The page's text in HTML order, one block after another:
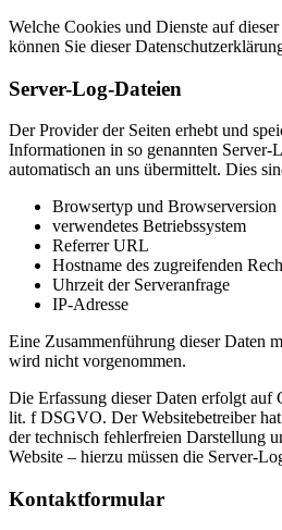
Welche Cookies und Dienste auf
können Sie dieser
Server-Log-Dateien
Der Provider der Seiten erhebt und
Informationen in so genannten
automatisch an uns übermittelt. Dies
Browsertyp und Browserversion
verwendetes Betriebssystem
Referrer URL
Hostname des zugreifenden
Uhrzeit der Serveranfrage
IP-Adresse
Eine Zusammenführung dieser Daten
wird nicht vorgenommen.
Die Erfassung dieser Daten erfolgt auf
lit. f DSGVO. Der Websitebetreiber hat
der technisch fehlerfreien Darstellung
Website – hierzu müssen die Server-
Kontaktformular